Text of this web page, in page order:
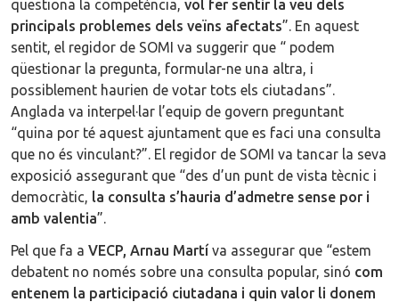
qüestiona la competència, vol fer sentir la veu dels
principals problemes dels veïns afectats”. En aquest
sentit, el regidor de SOMI va suggerir que “ podem
qüestionar la pregunta, formular-ne una altra, i
possiblement haurien de votar tots els ciutadans”.
Anglada va interpel·lar l’equip de govern preguntant
“quina por té aquest ajuntament que es faci una consulta
que no és vinculant?”. El regidor de SOMI va tancar la seva
exposició assegurant que “des d’un punt de vista tècnic i
democràtic, la consulta s’hauria d’admetre sense por i
amb valentia”.
Pel que fa a VECP, Arnau Martí va assegurar que “estem
debatent no només sobre una consulta popular, sinó com
entenem la participació ciutadana i quin valor li donem